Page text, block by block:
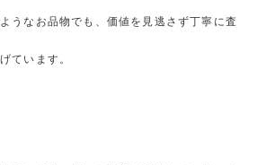
うなお品物でも、価値を見逃さず丁寧に査
ています。